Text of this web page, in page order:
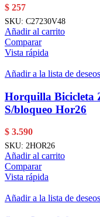
$ 257
SKU: C27230V48
Añadir al carrito
Comparar
Vista rápida
Añadir a la lista de deseos
Horquilla Bicicleta
S/bloqueo Hor26
$ 3.590
SKU: 2HOR26
Añadir al carrito
Comparar
Vista rápida
Añadir a la lista de deseos